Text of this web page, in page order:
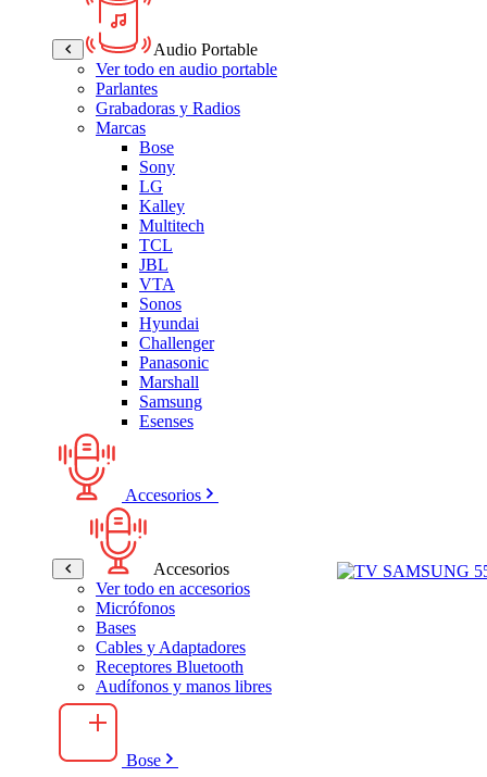
Audio Portable
Ver todo en audio portable
Parlantes
Grabadoras y Radios
Marcas
Bose
Sony
LG
Kalley
Multitech
TCL
JBL
VTA
Sonos
Hyundai
Challenger
Panasonic
Marshall
Samsung
Esenses
Accesorios
Accesorios
Ver todo en accesorios
Micrófonos
Bases
Cables y Adaptadores
Receptores Bluetooth
Audífonos y manos libres
Bose